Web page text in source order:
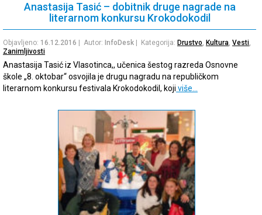
Anastasija Tasić – dobitnik druge nagrade na
literarnom konkursu Krokodokodil
Objavljeno: 16.12.2016 | Autor: InfoDesk | Kategorija: Drustvo, Kultura, Vesti,
Zanimljivosti
Anastasija Tasić iz Vlasotinca,, učenica šestog razreda Osnovne
škole „8. oktobar“ osvojila je drugu nagradu na republičkom
literarnom konkursu festivala Krokodokodil, koji više…